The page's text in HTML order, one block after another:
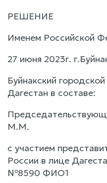
РЕШЕНИЕ
Именем Российской
27 июня 2023г.
Буйнакский
Дагестан в составе:
М.М.
с участием
России в лице
№8590 ФИО1